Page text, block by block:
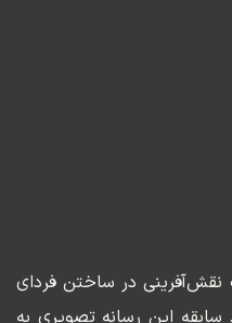
نقش‌آفرینی در ساختن فردای
این رسانه تصویری به